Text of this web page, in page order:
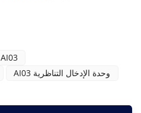
ايه بي بي AI03
AI03 وحدة الإدخال التناظرية